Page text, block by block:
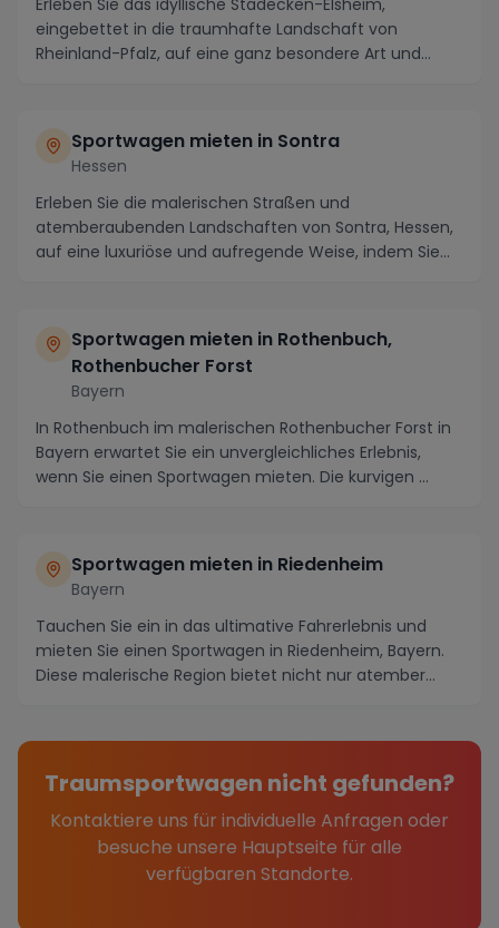
eingebettet in die traumhafte Landschaft von
Rheinland-Pfalz, auf eine ganz besondere Art und
Sportwagen mieten in Sontra
Hessen
Erleben Sie die malerischen Straßen und
atemberaubenden Landschaften von Sontra, Hessen,
auf eine luxuriöse und aufregende Weise, indem Sie
Sportwagen mieten in Rothenbuch,
Rothenbucher Forst
Bayern
In Rothenbuch im malerischen Rothenbucher Forst in
Bayern erwartet Sie ein unvergleichliches Erlebnis,
wenn Sie einen Sportwagen mieten. Die kurvigen ...
Sportwagen mieten in Riedenheim
Bayern
Tauchen Sie ein in das ultimative Fahrerlebnis und
mieten Sie einen Sportwagen in Riedenheim, Bayern.
Diese malerische Region bietet nicht nur atember...
Traumsportwagen nicht gefunden?
Kontaktiere uns für individuelle Anfragen oder
besuche unsere Hauptseite für alle
verfügbaren Standorte.